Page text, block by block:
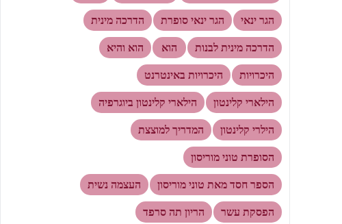
הגר ינאי הגר ינאי סופרת הדרכה מינית
הדרכה מינית לבנות הוא הוא והיא
היכרויות היכרויות באינטרנט
הילארי קלינטון הילארי קלינטון ביוגרפיה
הילרי קלינטון המדריך למוצצת
הסופרת טוני מוריסון
הספר חסד מאת טוני מוריסון העצמה נשית
הפסקת עשר הריון תה סרפד